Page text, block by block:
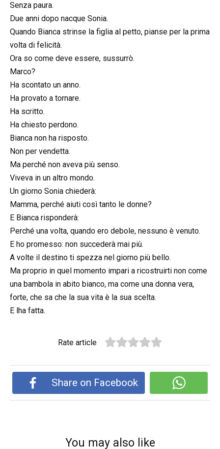
Senza paura.
Due anni dopo nacque Sonia.
Quando Bianca strinse la figlia al petto, pianse per la prima
volta di felicità.
Ora so come deve essere, sussurrò.
Marco?
Ha scontato un anno.
Ha provato a tornare.
Ha scritto.
Ha chiesto perdono.
Bianca non ha risposto.
Non per vendetta.
Ma perché non aveva più senso.
Viveva in un altro mondo.
Un giorno Sonia chiederà:
Mamma, perché aiuti così tanto le donne?
E Bianca risponderà:
Perché una volta, quando ero debole, nessuno è venuto.
E ho promesso: non succederà mai più.
A volte il destino ti spezza nel giorno più bello.
Ma proprio in quel momento impari a ricostruirti non come
una bambola in abito bianco, ma come una donna vera,
forte, che sa che la sua vita è la sua scelta.
E lha fatta.
Rate article
Share on Facebook
You may also like